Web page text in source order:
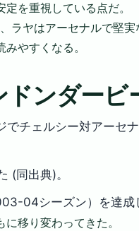
を重視している点だ。
ヤはアーセナルで堅実
やすくなる。
ンダービ
チェルシー対アーセ
(同出典)。
04シーズン）を達成
移り変わってきた。